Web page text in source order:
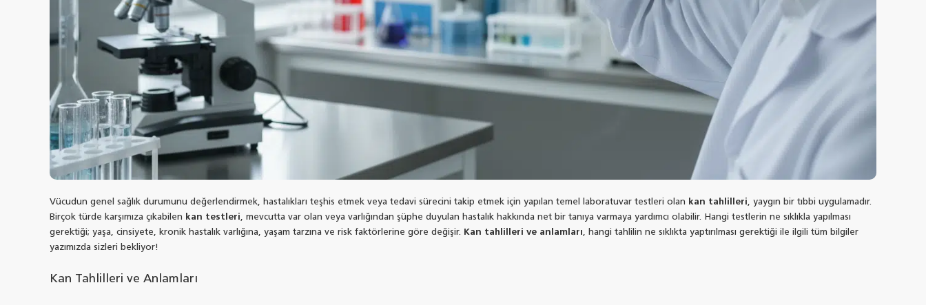
Vücudun genel sağlık durumunu değerlendirmek, hastalıkları teşhis etmek veya tedavi sürecini takip etmek için yapılan temel laboratuvar testleri olan kan tahlilleri, yaygın bir tıbbi uygulamadır.
Birçok türde karşımıza çıkabilen
kan testleri, mevcutta var olan veya varlığından şüphe duyulan hastalık hakkında net bir tanıya varmaya yardımcı olabilir. Hangi testlerin ne sıklıkla yapılması
gerektiği; yaşa, cinsiyete, kronik hastalık varlığına, yaşam tarzına ve risk faktörlerine göre değişir.
Kan tahlilleri ve anlamları, hangi tahlilin ne sıklıkta yaptırılması gerektiği ile ilgili tüm bilgiler
yazımızda sizleri bekliyor!
Kan Tahlilleri ve Anlamları